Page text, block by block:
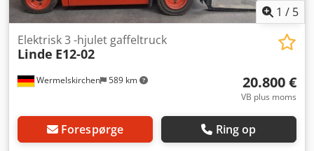
1 / 5
Wermelskirchen 589 km
Elektrisk 3 -hjulet gaffeltruck
Linde E12-02
20.800 €
VB plus moms
Forespørge Ring op